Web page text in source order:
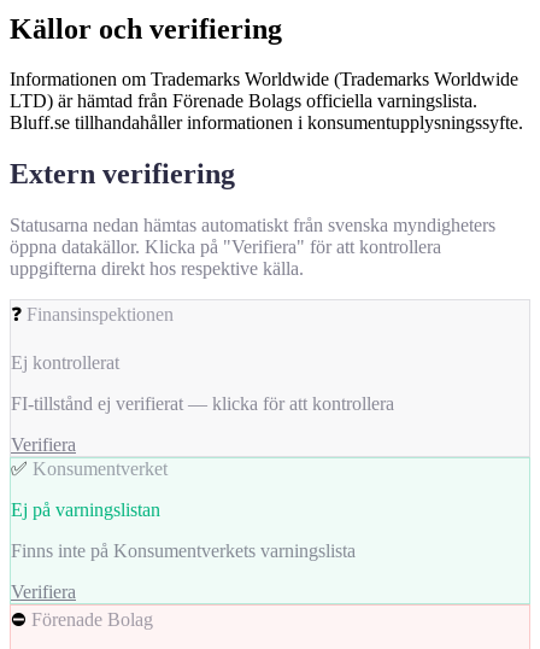
Källor och verifiering
Informationen om Trademarks Worldwide (Trademarks Worldwide
LTD) är hämtad från Förenade Bolags officiella varningslista.
Bluff.se tillhandahåller informationen i konsumentupplysningssyfte.
Extern verifiering
Statusarna nedan hämtas automatiskt från svenska myndigheters
öppna datakällor. Klicka på "Verifiera" för att kontrollera
uppgifterna direkt hos respektive källa.
❓ Finansinspektionen
Ej kontrollerat
FI-tillstånd ej verifierat — klicka för att kontrollera
Verifiera
✅ Konsumentverket
Ej på varningslistan
Finns inte på Konsumentverkets varningslista
Verifiera
⛔ Förenade Bolag